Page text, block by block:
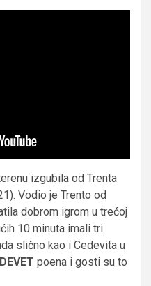
izgubila od Trenta
Vodio je Trento od
dobrom igrom u trećoj
10 minuta imali tri
slično kao i Cedevita u
DEVET poena i gosti su to